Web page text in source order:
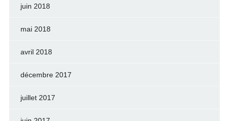
juin 2018
mai 2018
avril 2018
décembre 2017
juillet 2017